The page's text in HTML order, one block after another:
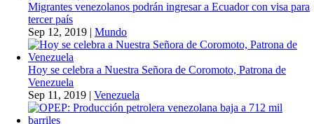
Migrantes venezolanos podrán ingresar a Ecuador con visa para
tercer país
Sep 12, 2019 | Mundo
Hoy se celebra a Nuestra Señora de Coromoto, Patrona de
Venezuela
Sep 11, 2019 | Venezuela